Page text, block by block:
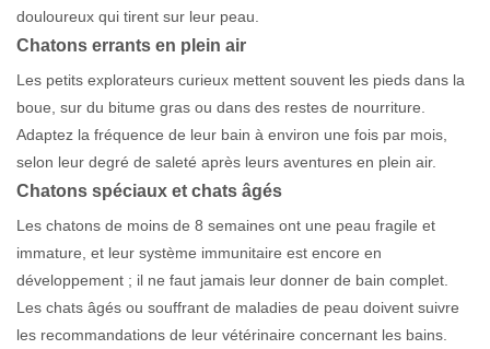
douloureux qui tirent sur leur peau.
Chatons errants en plein air
Les petits explorateurs curieux mettent souvent les pieds dans la
boue, sur du bitume gras ou dans des restes de nourriture.
Adaptez la fréquence de leur bain à environ une fois par mois,
selon leur degré de saleté après leurs aventures en plein air.
Chatons spéciaux et chats âgés
Les chatons de moins de 8 semaines ont une peau fragile et
immature, et leur système immunitaire est encore en
développement ; il ne faut jamais leur donner de bain complet.
Les chats âgés ou souffrant de maladies de peau doivent suivre
les recommandations de leur vétérinaire concernant les bains.